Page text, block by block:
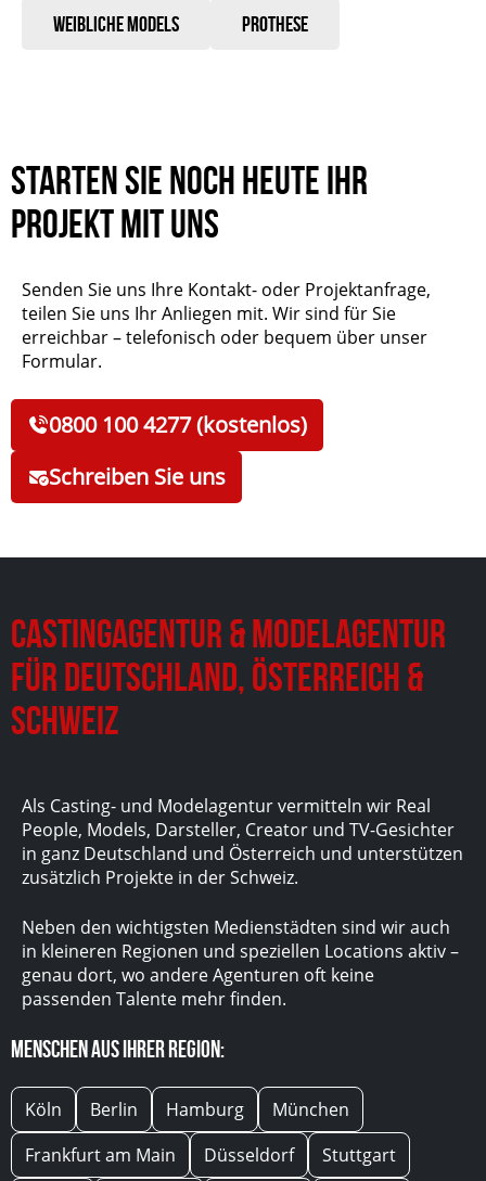
Weibliche Models Prothese
Starten Sie noch heute Ihr
Projekt mit uns
Senden Sie uns Ihre Kontakt- oder Projektanfrage,
teilen Sie uns Ihr Anliegen mit. Wir sind für Sie
erreichbar – telefonisch oder bequem über unser
Formular.
0800 100 4277 (kostenlos)
Schreiben Sie uns
Castingagentur & Modelagentur
für Deutschland, Österreich &
Schweiz
Als Casting- und Modelagentur vermitteln wir Real
People, Models, Darsteller, Creator und TV-Gesichter
in ganz Deutschland und Österreich und unterstützen
zusätzlich Projekte in der Schweiz.
Neben den wichtigsten Medienstädten sind wir auch
in kleineren Regionen und speziellen Locations aktiv –
genau dort, wo andere Agenturen oft keine
passenden Talente mehr finden.
Menschen aus Ihrer Region:
Köln Berlin Hamburg
München
Frankfurt am Main
Düsseldorf
Stuttgart